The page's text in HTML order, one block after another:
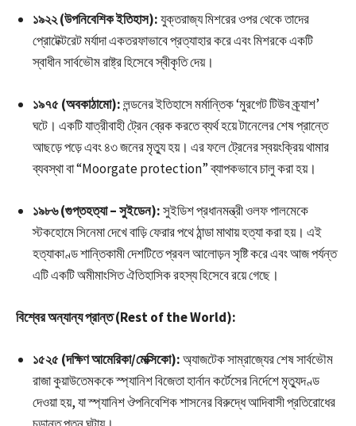
১৯২২ (উপনিবেশিক ইতিহাস):যুক্তরাজ্য মিশরের ওপর থেকে তাদের
প্রোটেক্টরেট মর্যাদা একতরফাভাবে প্রত্যাহার করে এবং মিশরকে একটি
স্বাধীন সার্বভৌম রাষ্ট্র হিসেবে স্বীকৃতি দেয়।
১৯৭৫ (অবকাঠামো):লন্ডনের ইতিহাসে মর্মান্তিক ‘মুরগেট টিউব ক্র্যাশ’
ঘটে। একটি যাত্রীবাহী ট্রেন ব্রেক করতে ব্যর্থ হয়ে টানেলের শেষ প্রান্তে
আছড়ে পড়ে এবং ৪৩ জনের মৃত্যু হয়। এর ফলে ট্রেনের স্বয়ংক্রিয় থামার
ব্যবস্থা বা “Moorgate protection” ব্যাপকভাবে চালু করা হয়।
১৯৮৬ (গুপ্তহত্যা – সুইডেন):সুইডিশ প্রধানমন্ত্রী ওলফ পালমেকে
স্টকহোমে সিনেমা দেখে বাড়ি ফেরার পথে ঠান্ডা মাথায় হত্যা করা হয়। এই
হত্যাকাণ্ড শান্তিকামী দেশটিতে প্রবল আলোড়ন সৃষ্টি করে এবং আজ পর্যন্ত
এটি একটি অমীমাংসিত ঐতিহাসিক রহস্য হিসেবে রয়ে গেছে।
বিশ্বের অন্যান্য প্রান্ত (Rest of the World):
১৫২৫ (দক্ষিণ আমেরিকা/মেক্সিকো):অ্যাজটেক সাম্রাজ্যের শেষ সার্বভৌম
রাজা কুয়াউতেমককে স্প্যানিশ বিজেতা হার্নান কর্টেসের নির্দেশে মৃত্যুদণ্ড
দেওয়া হয়, যা স্প্যানিশ ঔপনিবেশিক শাসনের বিরুদ্ধে আদিবাসী প্রতিরোধের